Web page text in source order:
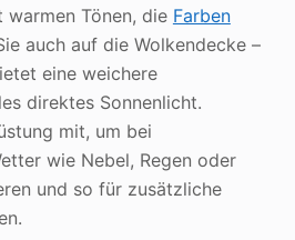
Tönen, die Farben
auch auf die Wolkendecke –
eine weichere
direktes Sonnenlicht.
mit, um bei
wie Nebel, Regen oder
und so für zusätzliche